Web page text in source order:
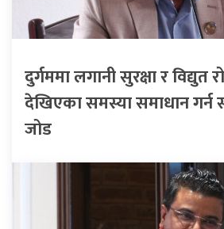
दुर्गममा लगानी सुरक्षा र विद्युत
देखिएका समस्या समाधान
जोड